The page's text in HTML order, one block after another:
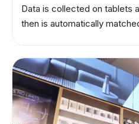
Data is collected on tablets
then is automatically